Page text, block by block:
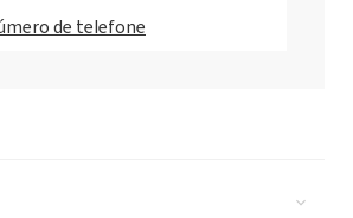
MB (Cocamidopropyl
de telefone